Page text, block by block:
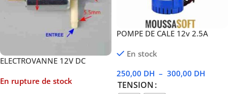
ELECTROVANNE 12V DC
En rupture de stock
POMPE DE CALE 12v 2.5A
En stock
250,00 DH – 300,00 DH
TENSION